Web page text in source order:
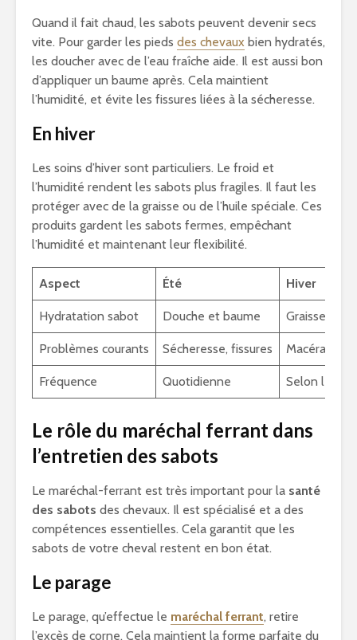
Quand il fait chaud, les sabots peuvent devenir secs
vite. Pour garder les pieds des chevaux bien hydratés,
les doucher avec de l’eau fraîche aide. Il est aussi bon
d’appliquer un baume après. Cela maintient
l’humidité, et évite les fissures liées à la sécheresse.
En hiver
Les soins d’hiver sont particuliers. Le froid et
l’humidité rendent les sabots plus fragiles. Il faut les
protéger avec de la graisse ou de l’huile spéciale. Ces
produits gardent les sabots fermes, empêchant
l’humidité et maintenant leur flexibilité.
Aspect Été Hiver
Hydratation sabot Douche et baume Graisse ou
Problèmes courants Sécheresse, fissures Macération,
Fréquence Quotidienne Selon les
Le rôle du maréchal ferrant dans
l’entretien des sabots
Le maréchal-ferrant est très important pour la santé
des sabots des chevaux. Il est spécialisé et a des
compétences essentielles. Cela garantit que les
sabots de votre cheval restent en bon état.
Le parage
Le parage, qu’effectue le maréchal ferrant, retire
l’excès de corne. Cela maintient la forme parfaite du